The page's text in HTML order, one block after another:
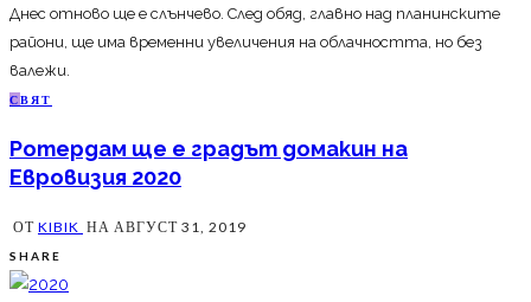
Днес отново ще е слънчево. След обяд, главно над планинските
райони, ще има временни увеличения на облачността, но без
валежи.
СВЯТ
Ротердам ще е градът домакин на
Евровизия 2020
ОТ KIBIK НА АВГУСТ 31, 2019
SHARE